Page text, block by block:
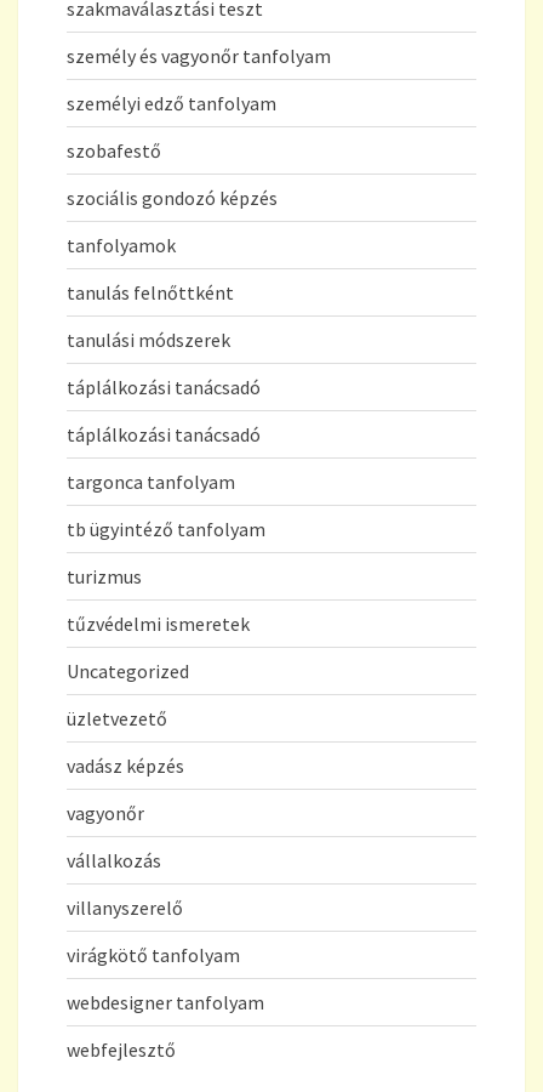
szakmaválasztási teszt
személy és vagyonőr tanfolyam
személyi edző tanfolyam
szobafestő
szociális gondozó képzés
tanfolyamok
tanulás felnőttként
tanulási módszerek
táplálkozási tanácsadó
táplálkozási tanácsadó
targonca tanfolyam
tb ügyintéző tanfolyam
turizmus
tűzvédelmi ismeretek
Uncategorized
üzletvezető
vadász képzés
vagyonőr
vállalkozás
villanyszerelő
virágkötő tanfolyam
webdesigner tanfolyam
webfejlesztő